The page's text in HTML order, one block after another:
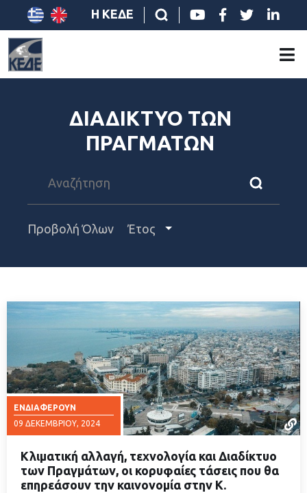
Η ΚΕΔΕ
ΔΙΑΔΙΚΤΥΟ ΤΩΝ
ΠΡΑΓΜΑΤΩΝ
Προβολή Όλων Έτος
ΕΝΔΙΑΦΈΡΟΥΝ
09 ΔΕΚΕΜΒΡΊΟΥ, 2024
Κλιματική αλλαγή, τεχνολογία και Διαδίκτυο
των Πραγμάτων, οι κορυφαίες τάσεις που θα
επηρεάσουν την καινονομία στην Κ.